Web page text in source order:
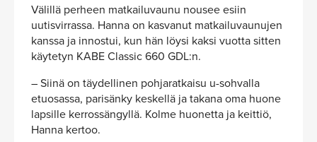
Välillä perheen matkailuvaunu nousee esiin
uutisvirrassa. Hanna on kasvanut matkailuvaunujen
kanssa ja innostui, kun hän löysi kaksi vuotta sitten
käytetyn KABE Classic 660 GDL:n.
– Siinä on täydellinen pohjaratkaisu u-sohvalla
etuosassa, parisänky keskellä ja takana oma huone
lapsille kerrossängyllä. Kolme huonetta ja keittiö,
Hanna kertoo.